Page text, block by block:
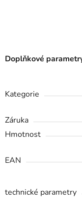
Doplňkové
Kategorie
Záruka
Hmotnost
EAN
technické parametry